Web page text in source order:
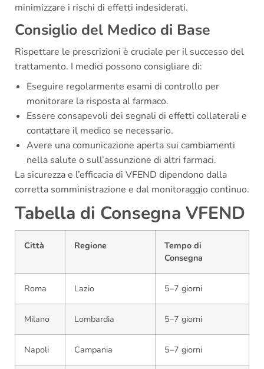
minimizzare i rischi di effetti indesiderati.
Consiglio del Medico di Base
Rispettare le prescrizioni è cruciale per il successo del
trattamento. I medici possono consigliare di:
Eseguire regolarmente esami di controllo per
monitorare la risposta al farmaco.
Essere consapevoli dei segnali di effetti collaterali e
contattare il medico se necessario.
Avere una comunicazione aperta sui cambiamenti
nella salute o sull’assunzione di altri farmaci.
La sicurezza e l’efficacia di VFEND dipendono dalla
corretta somministrazione e dal monitoraggio continuo.
Tabella di Consegna VFEND
Città Regione
Tempo di
Consegna
Roma Lazio 5–7 giorni
Milano Lombardia 5–7 giorni
Napoli Campania 5–7 giorni